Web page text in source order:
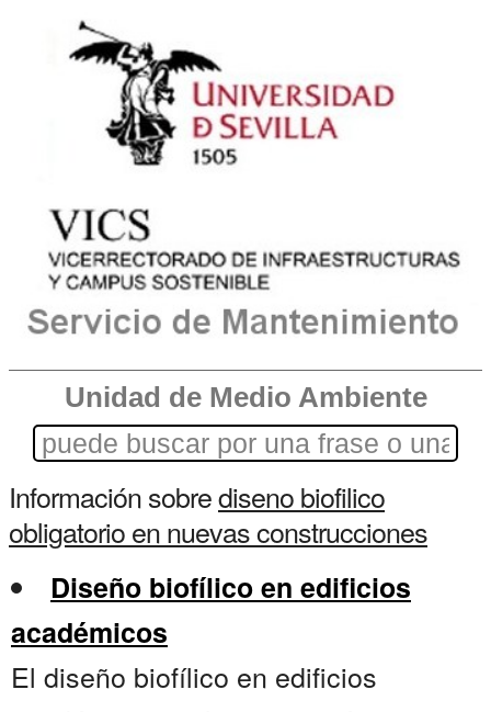
Unidad de Medio Ambiente
Información sobrediseno biofilico
obligatorio en nuevas construcciones
Diseño biofílico en edificios
académicos
El diseño biofílico en edificios